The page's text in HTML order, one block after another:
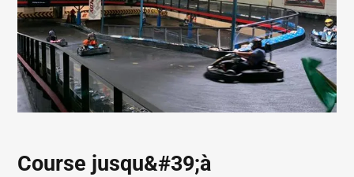
Course jusqu&#39;à